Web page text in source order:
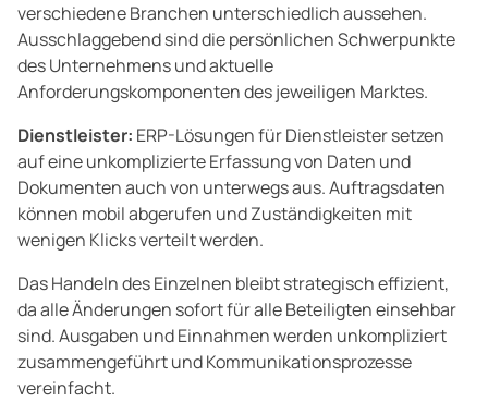
verschiedene Branchen unterschiedlich aussehen.
Ausschlaggebend sind die persönlichen Schwerpunkte
des Unternehmens und aktuelle
Anforderungskomponenten des jeweiligen Marktes.
Dienstleister: ERP-Lösungen für Dienstleister setzen
auf eine unkomplizierte Erfassung von Daten und
Dokumenten auch von unterwegs aus. Auftragsdaten
können mobil abgerufen und Zuständigkeiten mit
wenigen Klicks verteilt werden.
Das Handeln des Einzelnen bleibt strategisch effizient,
da alle Änderungen sofort für alle Beteiligten einsehbar
sind. Ausgaben und Einnahmen werden unkompliziert
zusammengeführt und Kommunikationsprozesse
vereinfacht.